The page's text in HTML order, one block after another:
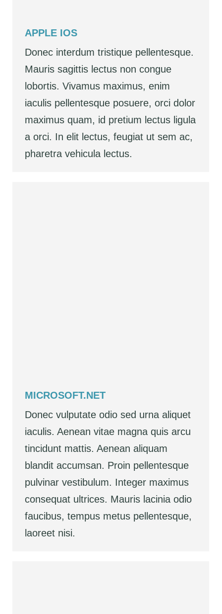
APPLE IOS
Donec interdum tristique pellentesque.
Mauris sagittis lectus non congue
lobortis. Vivamus maximus, enim
iaculis pellentesque posuere, orci dolor
maximus quam, id pretium lectus ligula
a orci. In elit lectus, feugiat ut sem ac,
pharetra vehicula lectus.
MICROSOFT.NET
Donec vulputate odio sed urna aliquet
iaculis. Aenean vitae magna quis arcu
tincidunt mattis. Aenean aliquam
blandit accumsan. Proin pellentesque
pulvinar vestibulum. Integer maximus
consequat ultrices. Mauris lacinia odio
faucibus, tempus metus pellentesque,
laoreet nisi.